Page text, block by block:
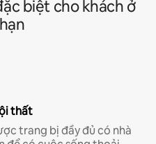
biệt cho khách ở
thất
trang bị đầy đủ có nhà